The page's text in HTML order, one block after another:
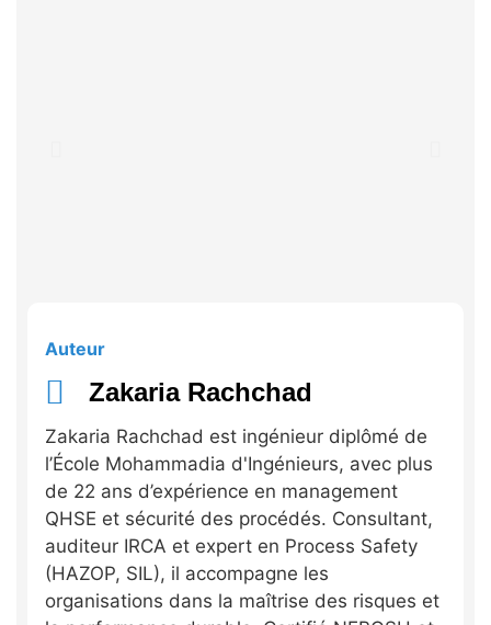
Auteur
Zakaria Rachchad
Zakaria Rachchad est ingénieur diplômé de
l’École Mohammadia d'Ingénieurs, avec plus
de 22 ans d’expérience en management
QHSE et sécurité des procédés. Consultant,
auditeur IRCA et expert en Process Safety
(HAZOP, SIL), il accompagne les
organisations dans la maîtrise des risques et